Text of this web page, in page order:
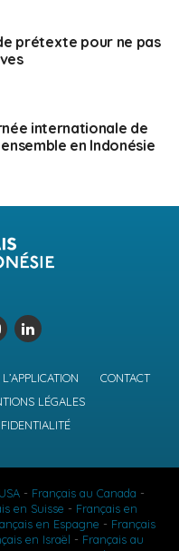
prétexte pour ne pas
internationale de
en Indonésie
L’APPLICATION
CONTACT
LÉGALES
- Français au Canada -
en Suisse - Français en
en Espagne - Français
en Israël - Français au